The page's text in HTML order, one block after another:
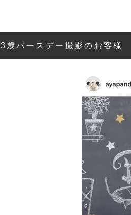
3歳バースデー撮影のお客様